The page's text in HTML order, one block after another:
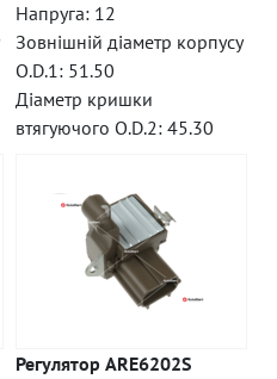
Напруга: 12
Зовнішній діаметр корпусу
O.D.1: 51.50
Діаметр кришки
втягуючого O.D.2: 45.30
Регулятор ARE6202S